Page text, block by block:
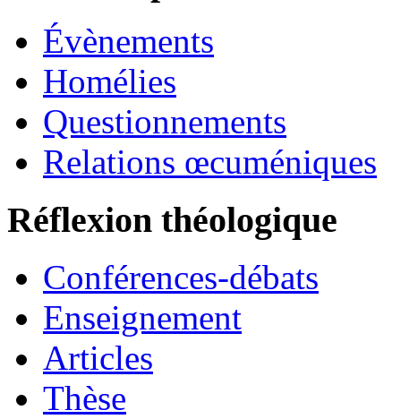
Évènements
Homélies
Questionnements
Relations œcuméniques
Réflexion théologique
Conférences-débats
Enseignement
Articles
Thèse